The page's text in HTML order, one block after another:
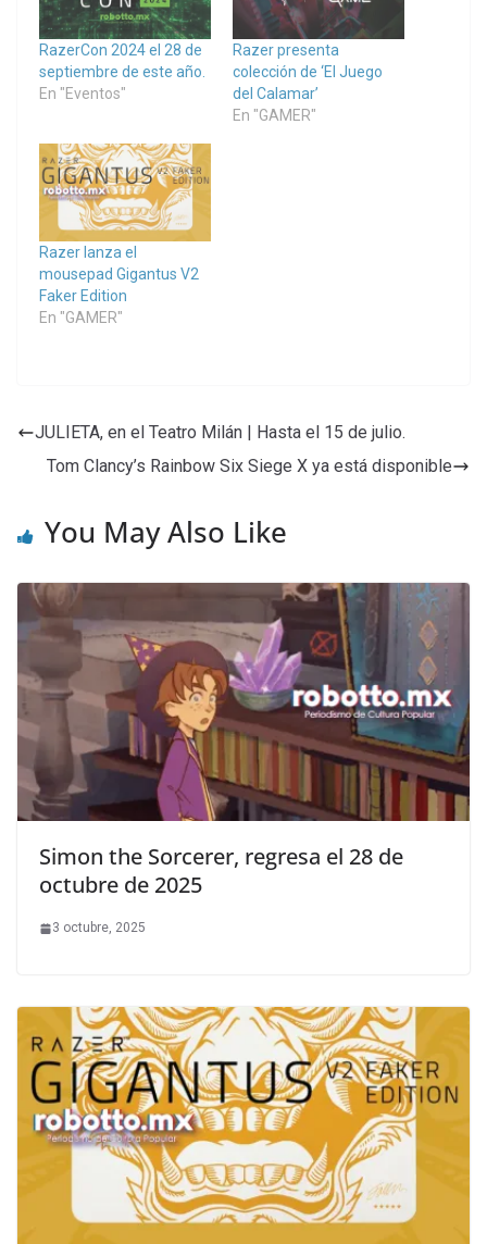
RazerCon 2024 el 28 de
septiembre de este año.
En "Eventos"
Razer presenta
colección de ‘El Juego
del Calamar’
En "GAMER"
Razer lanza el
mousepad Gigantus V2
Faker Edition
En "GAMER"
JULIETA, en el Teatro Milán | Hasta el 15 de julio.
Tom Clancy’s Rainbow Six Siege X ya está disponible
You May Also Like
Simon the Sorcerer, regresa el 28 de
octubre de 2025
3 octubre, 2025